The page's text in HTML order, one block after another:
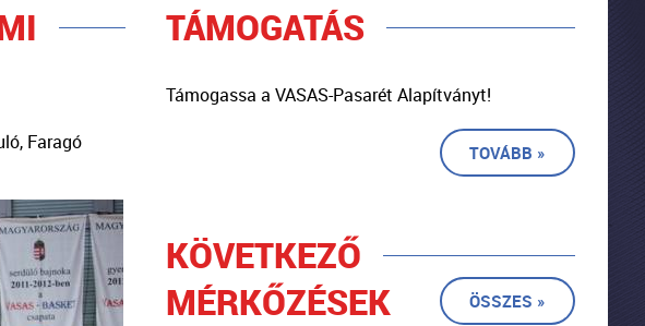
Faragó
TÁMOGATÁS
Támogassa a VASAS-Pasarét Alapítványt!
TOVÁBB »
KÖVETKEZŐ
MÉRKŐZÉSEK
ÖSSZES »